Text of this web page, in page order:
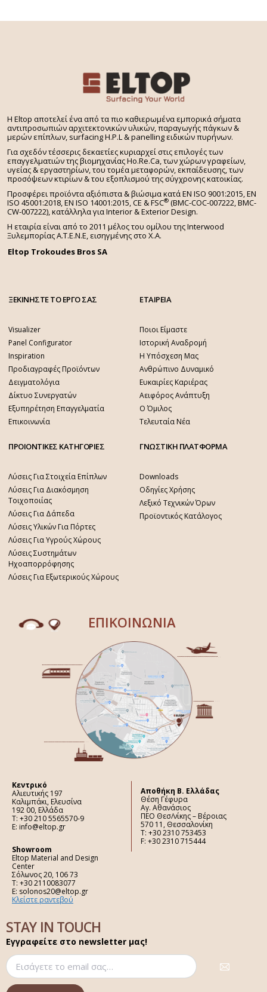
H Eltop αποτελεί ένα από τα πιο καθιερωμένα εμπορικά σήματα
αντιπροσωπιών αρχιτεκτονικών υλικών, παραγωγής πάγκων &
μερών επίπλων, surfacing H.P.L & panelling ειδικών πυρήνων.
Για σχεδόν τέσσερις δεκαετίες κυριαρχεί στις επιλογές των
επαγγελματιών της βιομηχανίας Ho.Re.Ca, των χώρων γραφείων,
υγείας & εργαστηρίων, του τομέα μεταφορών, εκπαίδευσης, των
προσόψεων κτιρίων & του εξοπλισμού της σύγχρονης κατοικίας.
Προσφέρει προϊόντα αξιόπιστα & βιώσιμα κατά EN ISO 9001:2015, EN
ISO 45001:2018, EN ISO 14001:2015, CE & FSC® (BMC-COC-007222, BMC-
CW-007222), κατάλληλα για Interior & Exterior Design.
Η εταιρία είναι από το 2011 μέλος του ομίλου της Interwood
Ξυλεμπορίας Α.Τ.Ε.Ν.Ε, εισηγμένης στο Χ.A.
Eltop Trokoudes Bros SA
ΞΕΚΙΝΗΣΤΕ ΤΟ ΕΡΓΟ ΣΑΣ
Visualizer
Panel Configurator
Inspiration
Προδιαγραφές Προϊόντων
Δειγματολόγια
Δίκτυο Συνεργατών
Εξυπηρέτηση Επαγγελματία
Επικοινωνία
ΕΤΑΙΡΕΙΑ
Ποιοι Είμαστε
Ιστορική Αναδρομή
Η Υπόσχεση Μας
Ανθρώπινο Δυναμικό
Ευκαιρίες Καριέρας
Αειφόρος Ανάπτυξη
Ο Όμιλος
Τελευταία Νέα
ΠΡΟΙΟΝΤΙΚΕΣ ΚΑΤΗΓΟΡΙΕΣ
Λύσεις Για Στοιχεία Επίπλων
Λύσεις Για Διακόσμηση
Τοιχοποιίας
Λύσεις Για Δάπεδα
Λύσεις Υλικών Για Πόρτες
Λύσεις Για Υγρούς Χώρους
Λύσεις Συστημάτων
Ηχοαπορρόφησης
Λύσεις Για Εξωτερικούς Χώρους
ΓΝΩΣΤΙΚΗ ΠΛΑΤΦΟΡΜΑ
Downloads
Οδηγίες Χρήσης
Λεξικό Τεχνικών Όρων
Προϊοντικός Κατάλογος
ΕΠΙΚΟΙΝΩΝΙΑ
Κεντρικό
Αλιευτικής 197
Καλιμπάκι, Ελευσίνα
192 00, Ελλάδα
Τ: +30 210 5565570-9
E: info@eltop.gr
Showroom
Eltop Material and Design
Center
Σόλωνος 20, 106 73
Τ: +30 2110083077
E: solonos20@eltop.gr
Κλείστε ραντεβού
Aποθήκη Β. Ελλάδας
Θέση Γέφυρα
Αγ. Αθανάσιος
ΠΕΟ Θεσ/νίκης – Βέροιας
570 11, Θεσσαλονίκη
Τ: +30 2310 753453
F: +30 2310 715444
STAY IN TOUCH
Εγγραφείτε στο newsletter μας!